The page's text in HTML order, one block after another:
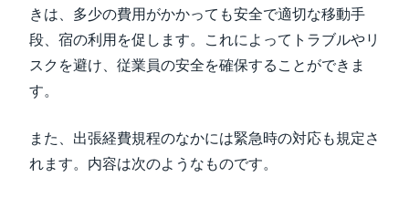
きは、多少の費用がかかっても安全で適切な移動手
段、宿の利用を促します。これによってトラブルやリ
スクを避け、従業員の安全を確保することができま
す。
また、出張経費規程のなかには緊急時の対応も規定さ
れます。内容は次のようなものです。